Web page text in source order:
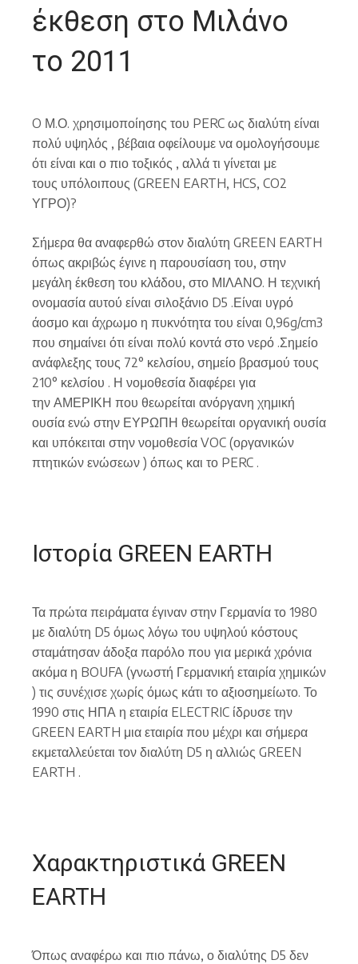
έκθεση στο Μιλάνο
το 2011
O Μ.Ο. χρησιμοποίησης του PERC ως διαλύτη είναι
πολύ υψηλός , βέβαια οφείλουμε να ομολογήσουμε
ότι είναι και ο πιο τοξικός , αλλά τι γίνεται με
τους υπόλοιπους (GREEN EARTH, HCS, CO2
ΥΓΡΟ)?
Σήμερα θα αναφερθώ στον διαλύτη GREEN EARTH
όπως ακριβώς έγινε η παρουσίαση του, στην
μεγάλη έκθεση του κλάδου, στο ΜΙΛΑΝΟ. Η τεχνική
ονομασία αυτού είναι σιλοξάνιο D5 .Είναι υγρό
άοσμο και άχρωμο η πυκνότητα του είναι 0,96g/cm3
που σημαίνει ότι είναι πολύ κοντά στο νερό .Σημείο
ανάφλεξης τους 72° κελσίου, σημείο βρασμού τους
210° κελσίου . Η νομοθεσία διαφέρει για
την ΑΜΕΡΙΚΗ που θεωρείται ανόργανη χημική
ουσία ενώ στην ΕΥΡΩΠΗ θεωρείται οργανική ουσία
και υπόκειται στην νομοθεσία VOC (οργανικών
πτητικών ενώσεων ) όπως και το PERC .
Ιστορία GREEN EARTH
Τα πρώτα πειράματα έγιναν στην Γερμανία το 1980
με διαλύτη D5 όμως λόγω του υψηλού κόστους
σταμάτησαν άδοξα παρόλο που για μερικά χρόνια
ακόμα η BOUFA (γνωστή Γερμανική εταιρία χημικών
) τις συνέχισε χωρίς όμως κάτι το αξιοσημείωτο. Το
1990 στις ΗΠΑ η εταιρία ELECTRIC ίδρυσε την
GREEN EARTH μια εταιρία που μέχρι και σήμερα
εκμεταλλεύεται τον διαλύτη D5 η αλλιώς GREEN
EARTH .
Χαρακτηριστικά GREEN
EARTH
Όπως αναφέρω και πιο πάνω, ο διαλύτης D5 δεν